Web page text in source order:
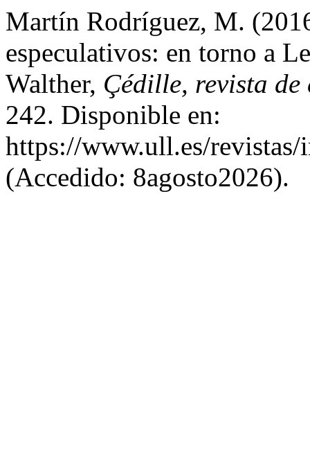
Martín Rodríguez, M.
especulativos: en torno a
Walther, Çédille, revista de
242. Disponible en:
https://www.ull.es/
(Accedido: 8agosto2026).